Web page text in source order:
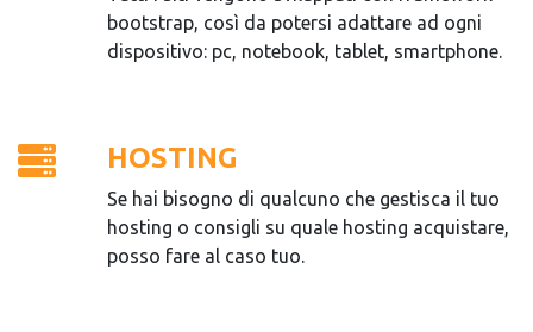
bootstrap, così da potersi adattare ad ogni
dispositivo: pc, notebook, tablet, smartphone.
HOSTING
Se hai bisogno di qualcuno che gestisca il tuo
hosting o consigli su quale hosting acquistare,
posso fare al caso tuo.